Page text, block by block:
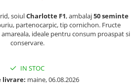
soiulCharlotte F1, ambalaj50 seminte
partenocarpic, tip cornichon. Fructe
ideale pentru consum proaspat si
conservare.
IN STOC
livrare: maine, 06.08.2026